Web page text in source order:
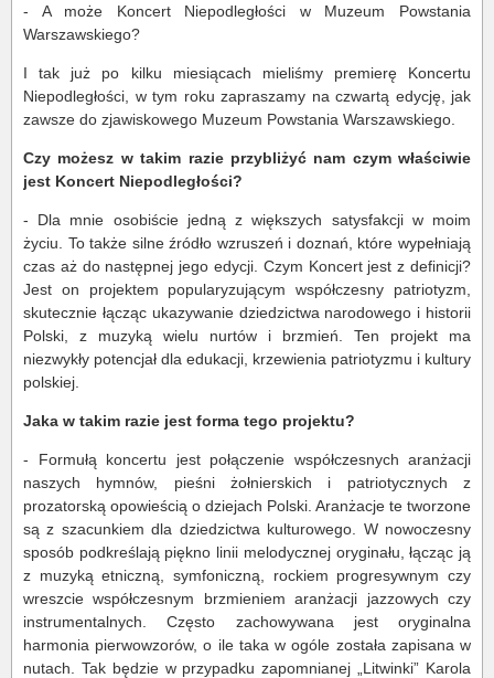
- A może Koncert Niepodległości w Muzeum Powstania
Warszawskiego?
I tak już po kilku miesiącach mieliśmy premierę Koncertu
Niepodległości, w tym roku zapraszamy na czwartą edycję, jak
zawsze do zjawiskowego Muzeum Powstania Warszawskiego.
Czy możesz w takim razie przybliżyć nam czym właściwie
jest Koncert Niepodległości?
- Dla mnie osobiście jedną z większych satysfakcji w moim
życiu. To także silne źródło wzruszeń i doznań, które wypełniają
czas aż do następnej jego edycji. Czym Koncert jest z definicji?
Jest on projektem popularyzującym współczesny patriotyzm,
skutecznie łącząc ukazywanie dziedzictwa narodowego i historii
Polski, z muzyką wielu nurtów i brzmień. Ten projekt ma
niezwykły potencjał dla edukacji, krzewienia patriotyzmu i kultury
polskiej.
Jaka w takim razie jest forma tego projektu?
- Formułą koncertu jest połączenie współczesnych aranżacji
naszych hymnów, pieśni żołnierskich i patriotycznych z
prozatorską opowieścią o dziejach Polski. Aranżacje te tworzone
są z szacunkiem dla dziedzictwa kulturowego. W nowoczesny
sposób podkreślają piękno linii melodycznej oryginału, łącząc ją
z muzyką etniczną, symfoniczną, rockiem progresywnym czy
wreszcie współczesnym brzmieniem aranżacji jazzowych czy
instrumentalnych. Często zachowywana jest oryginalna
harmonia pierwowzorów, o ile taka w ogóle została zapisana w
nutach. Tak będzie w przypadku zapomnianej „Litwinki” Karola